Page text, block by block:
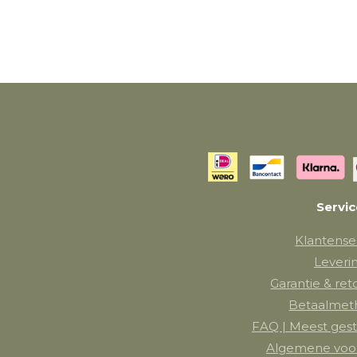
Garantie &
FAQ | Meest
Algemene